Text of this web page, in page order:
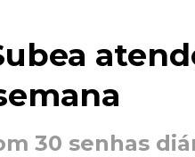
30 senhas